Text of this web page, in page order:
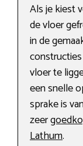
Als je kiest
de vloer
in de
vloer te
een snelle
sprake is
zeer
Lathum.